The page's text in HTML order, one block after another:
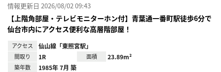
情報更新日 2026/08/02 09:43
【上階角部屋・テレビモニターホン付】青葉通一番町駅徒歩6分で
仙台市内にアクセス便利な高層階部屋！
アクセス 仙山線「東照宮駅」
間取り 1R 面積 23.89m²
築年数 1985年 7月 築